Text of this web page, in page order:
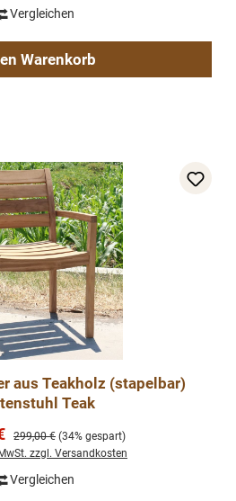
Vergleichen
Warenkorb
aus Teakholz (stapelbar)
Teak
Regulärer Preis:
299,00 € (34% gespart)
zzgl. Versandkosten
Vergleichen